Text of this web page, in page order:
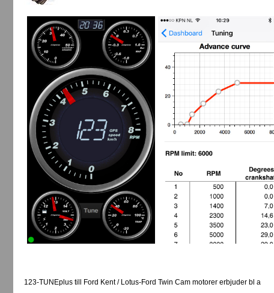
123-TUNEplus till Ford Kent / Lotus-Ford Twin Cam motorer erbjuder bl a